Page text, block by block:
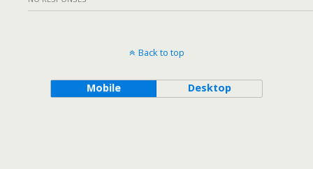
Back to top
Mobile Desktop